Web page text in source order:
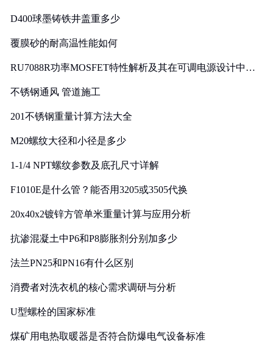
D400球墨铸铁井盖重多少
覆膜砂的耐高温性能如何
RU7088R功率MOSFET特性解析及其在可调电源设计中的
不锈钢通风 管道施工
201不锈钢重量计算方法大全
M20螺纹大径和小径是多少
1-1/4 NPT螺纹参数及底孔尺寸详解
F1010E是什么管？能否用3205或3505代换
20x40x2镀锌方管单米重量计算与应用分析
抗渗混凝土中P6和P8膨胀剂分别加多少
法兰PN25和PN16有什么区别
消费者对洗衣机的核心需求调研与分析
U型螺栓的国家标准
煤矿用电热取暖器是否符合防爆电气设备标准